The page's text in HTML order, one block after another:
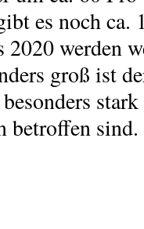
es noch
werden
groß ist
betroffen sind.